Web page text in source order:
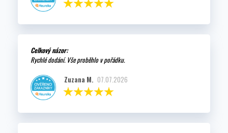
Celkový názor:
Rychlé dodání. Vše proběhlo v pořádku.
Zuzana M. 07.07.2026